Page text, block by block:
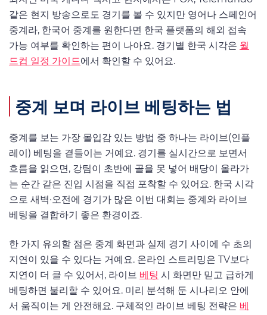
같은 현지 방송으로도 경기를 볼 수 있지만 영어나 스페인어
중계라, 한국어 중계를 원한다면 한국 플랫폼의 해외 접속
가능 여부를 확인하는 편이 나아요. 경기별 한국 시각은 월
드컵 일정 가이드에서 확인할 수 있어요.
중계 보며 라이브 베팅하는 법
중계를 보는 가장 몰입감 있는 방법 중 하나는 라이브(인플
레이) 베팅을 곁들이는 거예요. 경기를 실시간으로 보면서
흐름을 읽으면, 강팀이 초반에 골을 못 넣어 배당이 올라가
는 순간 같은 진입 시점을 직접 포착할 수 있어요. 한국 시각
으로 새벽·오전에 경기가 많은 이번 대회는 중계와 라이브
베팅을 결합하기 좋은 환경이죠.
한 가지 유의할 점은 중계 화면과 실제 경기 사이에 수 초의
지연이 있을 수 있다는 거예요. 온라인 스트리밍은 TV보다
지연이 더 클 수 있어서, 라이브 베팅 시 화면만 믿고 급하게
베팅하면 불리할 수 있어요. 미리 분석해 둔 시나리오 안에
서 움직이는 게 안전해요. 구체적인 라이브 베팅 전략은 베